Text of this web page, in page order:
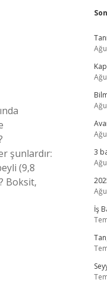
şunlardır:
(9,8
Boksit,
3
İş